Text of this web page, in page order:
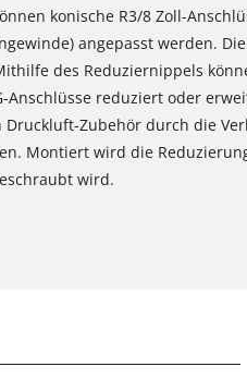
konische R3/8 Zoll-
angepasst werden. Die
des Reduziernippels
Anschlüsse reduziert oder
Zubehör durch die
Montiert wird die
wird.